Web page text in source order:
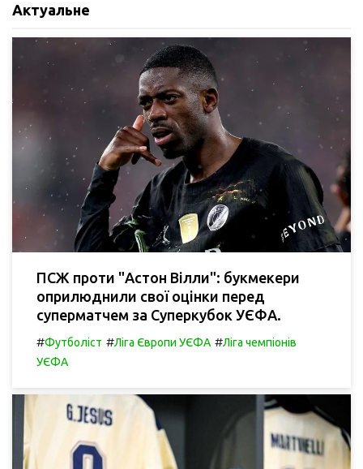
Актуальне
ПСЖ проти "Астон Вілли": букмекери
оприлюднили свої оцінки перед
суперматчем за Суперкубок УЄФА.
#Футболіст #Ліга Європи УЄФА #Ліга чемпіонів
УЄФА